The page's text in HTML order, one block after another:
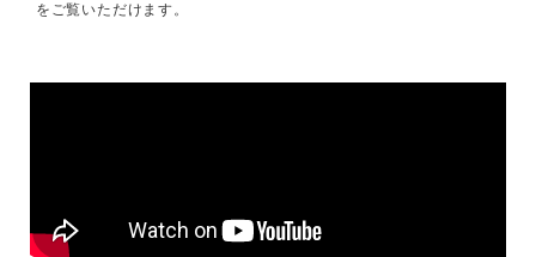
をご覧いただけます。